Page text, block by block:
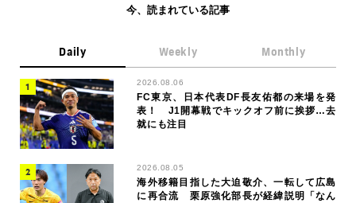
今、読まれている記事
Daily Weekly Monthly
2026.08.06
FC東京、日本代表DF長友佑都の来場を発
表！ J1開幕戦でキックオフ前に挨拶…去
就にも注目
2026.08.05
海外移籍目指した大迫敬介、一転して広島
に再合流 栗原強化部長が経緯説明「なん